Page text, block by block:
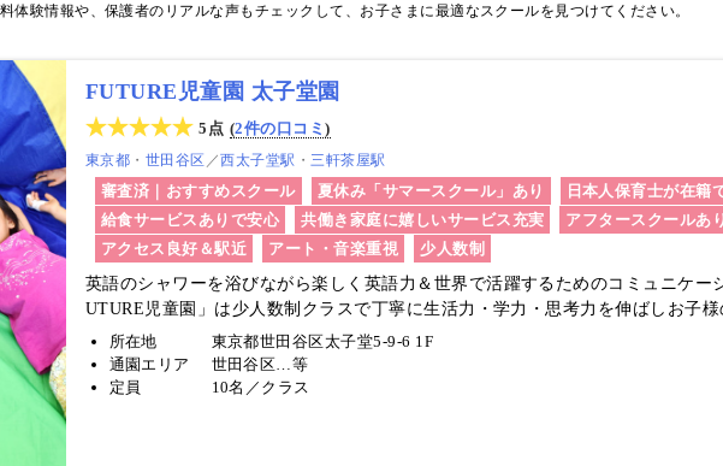
体験情報や、保護者のリアルな声もチェックして、お子さまに最適なスクールを見つけてください。
FUTURE児童園 太子堂園
5点 2件の口コミ
東京都 世田谷区 ／西太子堂駅 三軒茶屋駅
審査済｜おすすめスクール 夏休み「サマースクール」あり
日本人保育士が在籍
給食サービスありで安心
共働き家庭に嬉しいサービス充実
アフタースクールあ
アクセス良好＆駅近
アート・音楽重視
少人数制
英語のシャワーを浴びながら楽しく英語力＆世界で活躍するためのコミュニケー
UTURE児童園」は少人数制クラスで丁寧に生活力・学力・思考力を伸ばしお子様
す！所在地
東京都世田谷区太子堂5-9-6 1F
通園エリア
世田谷区…等
定員
10名／クラス